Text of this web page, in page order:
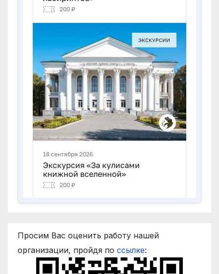
Просим Вас оценить работу нашей
организации, пройдя по ссылке: